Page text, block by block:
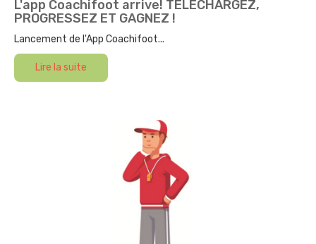
L'app Coachifoot arrive! TELECHARGEZ,
PROGRESSEZ ET GAGNEZ !
Lancement de l'App Coachifoot...
Lire la suite